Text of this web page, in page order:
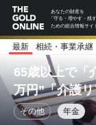
あなたの財産を
「守る・増やす・残す
ための総合情報サイ
最新 相続・事業承継
65歳以上で「
万円”「介護
その他 年金